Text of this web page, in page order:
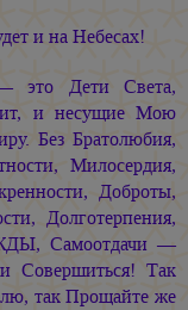
и на Небесах!
это Дети Света,
и несущие Мою
Без Братолюбия,
Милосердия,
Доброты,
Долготерпения,
Самоотдачи —
Совершиться! Так
так Прощайте же